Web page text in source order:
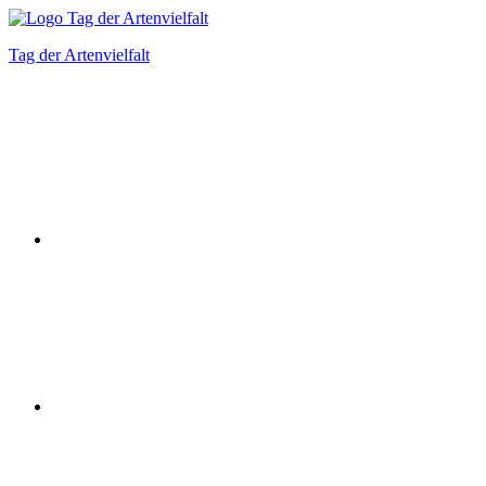
Zum
springen
Tag der Artenvielfalt